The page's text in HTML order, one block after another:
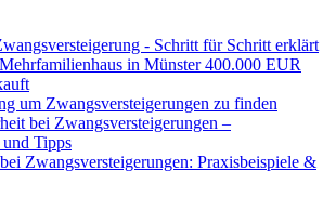
- Schritt für Schritt erklärt
in Münster 400.000 EUR
um Zwangsversteigerungen zu finden
bei Zwangsversteigerungen –
Tipps
Zwangsversteigerungen: Praxisbeispiele &